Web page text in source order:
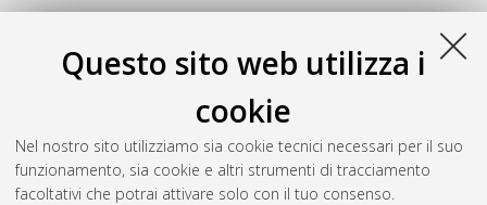
Questo sito web utilizza i
cookie
Nel nostro sito utilizziamo sia cookie tecnici necessari per il suo
funzionamento, sia cookie e altri strumenti di tracciamento
facoltativi che potrai attivare solo con il tuo consenso.
37
Billi, Marco(2025) Legal reasoning through factor-based
reasoning and argumentation in the context of explainability
[Dissertation thesis], Alma Mater Studiorum Università di
Bologna. Dottorato di ricerca inLaw, science and technology
37 Ciclo. DOI 10.48676/unibo/amsdottorato/12213.